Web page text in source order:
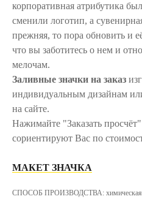
корпоративная атрибутика
сменили логотип, а
прежняя, то пора обновить и
что вы заботитесь о нем и
мелочам.
Заливные значки на заказ
индивидуальным дизайнам
на сайте.
Нажимайте "Заказать
сориентируют Вас по
МАКЕТ ЗНАЧКА
СПОСОБ ПРОИЗВОДСТВА: химическая